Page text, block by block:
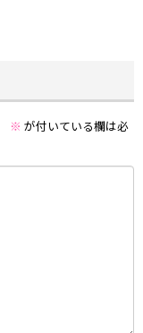
※ が付いている欄は必